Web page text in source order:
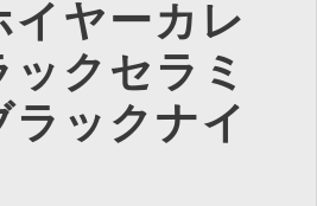
イヤーカレ
ックセラミ
ラックナイ